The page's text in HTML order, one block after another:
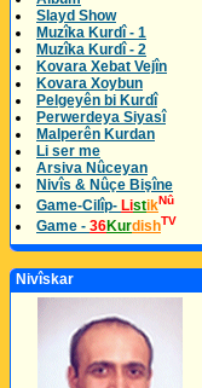
Slayd Show
Muzîka Kurdî - 1
Muzîka Kurdî - 2
Kovara Xebat Vejîn
Kovara Xoybun
Pelgeyên bi Kurdî
Perwerdeya Siyasî
Malperên Kurdan
Li ser me
Arsiva Nûceyan
Nivîs & Nûçe Bişîne
Game-Cilîp- ListikNû
Game - 36KurdishTV
Nivîskar